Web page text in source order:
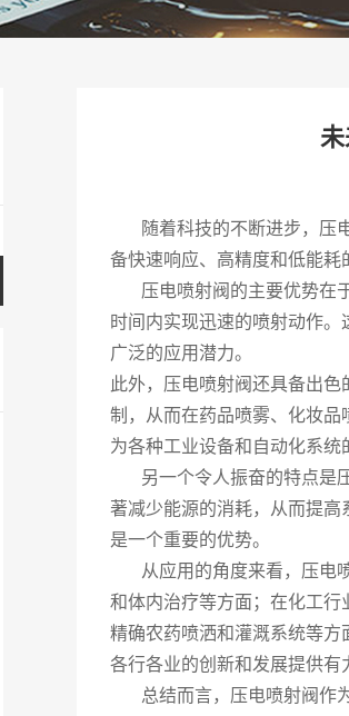
随着科技的不断进步，压电
备快速响应、高精度和低能耗
压电喷射阀的主要优势在于
时间内实现迅速的喷射动作
广泛的应用潜力。
此外，压电喷射阀还具备出
制，从而在药品喷雾、化妆
为各种工业设备和自动化系统
另一个令人振奋的特点是压
著减少能源的消耗，从而提
是一个重要的优势。
从应用的角度来看，压电喷
和体内治疗等方面；在化工
精确农药喷洒和灌溉系统等
各行各业的创新和发展提供有
总结而言，压电喷射阀作为